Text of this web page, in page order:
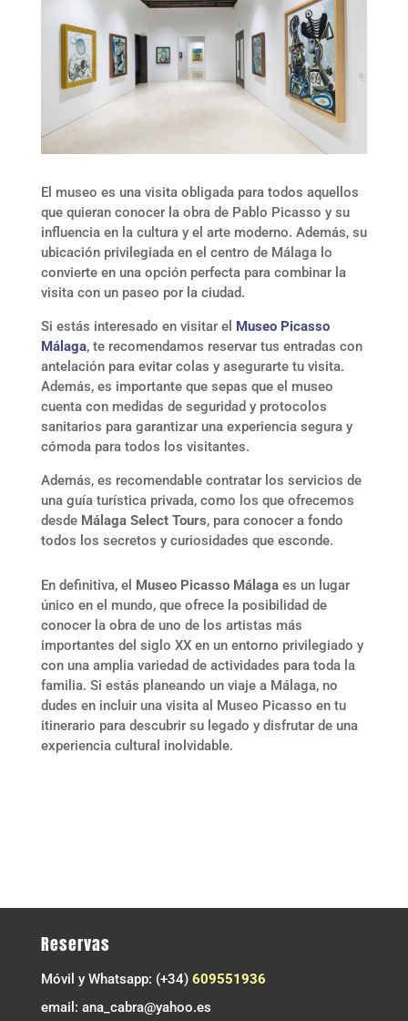
El museo es una visita obligada para todos aquellos
que quieran conocer la obra de Pablo Picasso y su
influencia en la cultura y el arte moderno. Además, su
ubicación privilegiada en el centro de Málaga lo
convierte en una opción perfecta para combinar la
visita con un paseo por la ciudad.
Si estás interesado en visitar el Museo Picasso
Málaga, te recomendamos reservar tus entradas con
antelación para evitar colas y asegurarte tu visita.
Además, es importante que sepas que el museo
cuenta con medidas de seguridad y protocolos
sanitarios para garantizar una experiencia segura y
cómoda para todos los visitantes.
Además, es recomendable contratar los servicios de
una guía turística privada, como los que ofrecemos
desde Málaga Select Tours, para conocer a fondo
todos los secretos y curiosidades que esconde.
En definitiva, el Museo Picasso Málaga es un lugar
único en el mundo, que ofrece la posibilidad de
conocer la obra de uno de los artistas más
importantes del siglo XX en un entorno privilegiado y
con una amplia variedad de actividades para toda la
familia. Si estás planeando un viaje a Málaga, no
dudes en incluir una visita al Museo Picasso en tu
itinerario para descubrir su legado y disfrutar de una
experiencia cultural inolvidable.
Reservas
Móvil y Whatsapp: (+34) 609551936
email: ana_cabra@yahoo.es